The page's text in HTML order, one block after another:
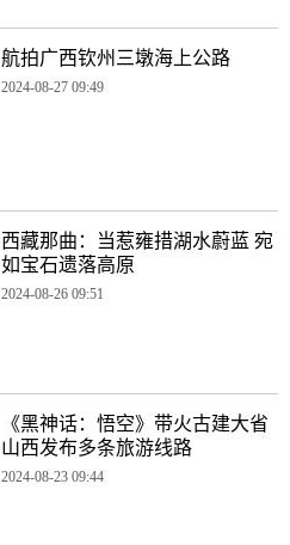
航拍广西钦州三墩海上公路
2024-08-27 09:49
西藏那曲：当惹雍措湖水蔚蓝 宛
如宝石遗落高原
2024-08-26 09:51
《黑神话：悟空》带火古建大省
山西发布多条旅游线路
2024-08-23 09:44